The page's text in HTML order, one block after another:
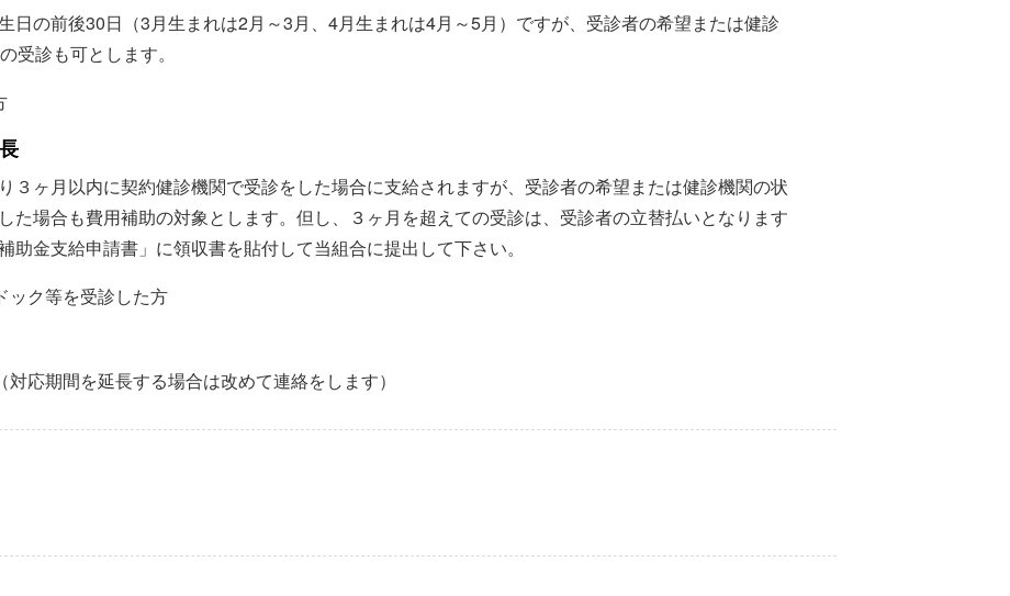
日の前後30日（3月生まれは2月～3月、4月生まれは4月～5月）ですが、受診者の希望または健診
受診も可とします。
３ヶ月以内に契約健診機関で受診をした場合に支給されますが、受診者の希望または健診機関の状
た場合も費用補助の対象とします。但し、３ヶ月を超えての受診は、受診者の立替払いとなります
助金支給申請書」に領収書を貼付して当組合に提出して下さい。
ック等を受診した方
応期間を延長する場合は改めて連絡をします）